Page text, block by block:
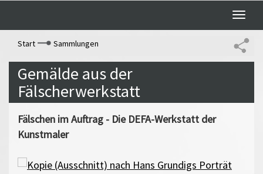
Toggle
Start
Sammlungen
Gemälde aus der
Fälscherwerkstatt
Fälschen im Auftrag - Die DEFA-Werkstatt der
Kunstmaler